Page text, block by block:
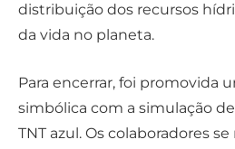
distribuição dos recursos
da vida no planeta.
Para encerrar, foi promovida
simbólica com a simulação
TNT azul. Os colaboradores